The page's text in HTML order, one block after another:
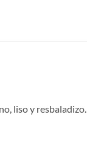
liso y resbaladizo.